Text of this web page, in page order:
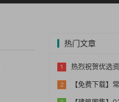
热门文章
热烈祝贺优选资源视频
【免费下载】常用图集